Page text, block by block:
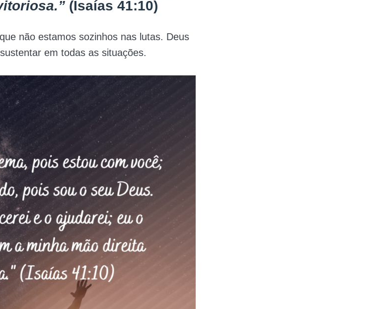
(Isaías 41:10)
não estamos sozinhos nas lutas. Deus
em todas as situações.